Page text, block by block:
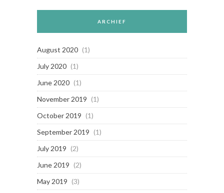
ARCHIEF
August 2020 (1)
July 2020 (1)
June 2020 (1)
November 2019 (1)
October 2019 (1)
September 2019 (1)
July 2019 (2)
June 2019 (2)
May 2019 (3)